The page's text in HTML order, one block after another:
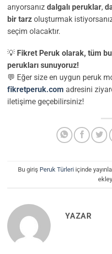
arıyorsanız dalgalı peruklar,
bir tarz oluşturmak
seçim olacaktır.
💡 Fikret Peruk olarak, tüm
perukları sunuyoruz!
💬 Eğer size en uygun peruk
fikretperuk.com adresini
iletişime geçebilirsiniz!
Bu giriş Peruk Türleri içinde
YAZAR